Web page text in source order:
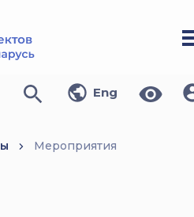
Eng
Мероприятия